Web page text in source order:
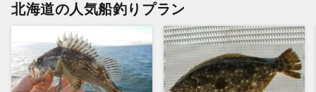
北海道の人気船釣りプラン